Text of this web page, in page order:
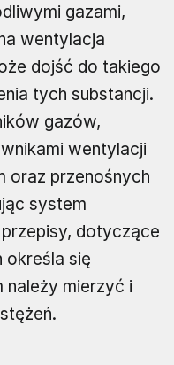
gazami,
wentylacja
dojść do takiego
tych substancji.
gazów,
wentylacji
oraz przenośnych
system
dotyczące
określa się
mierzyć i